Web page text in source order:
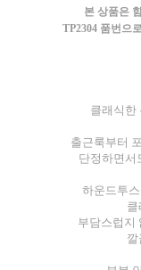
본 상품은
TP2304 품번으
클래식한
출근룩부터
단정하면서
하운드투
클
부담스럽지
깔